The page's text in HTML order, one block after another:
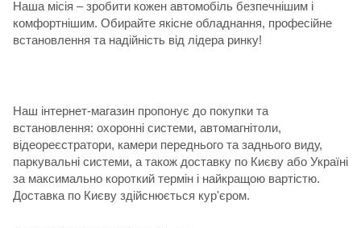
Наша місія – зробити кожен автомобіль безпечнішим і
комфортнішим. Обирайте якісне обладнання, професійне
встановлення та надійність від лідера ринку!
Наш інтернет-магазин пропонує до покупки та
встановлення: охоронні системи, автомагнітоли,
відеореєстратори, камери переднього та заднього виду,
паркувальні системи, а також доставку по Києву або Україні
за максимально короткий термін і найкращою вартістю.
Доставка по Києву здійснюється кур'єром.